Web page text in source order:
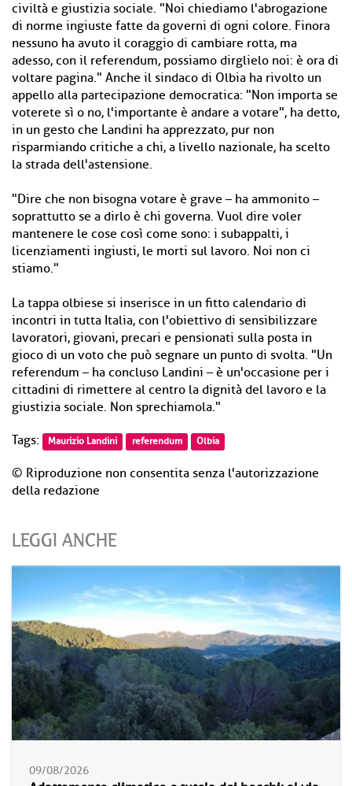
civiltà e giustizia sociale. "Noi chiediamo l'abrogazione
di norme ingiuste fatte da governi di ogni colore. Finora
nessuno ha avuto il coraggio di cambiare rotta, ma
adesso, con il referendum, possiamo dirglielo noi: è ora di
voltare pagina." Anche il sindaco di Olbia ha rivolto un
appello alla partecipazione democratica: "Non importa se
voterete sì o no, l'importante è andare a votare", ha detto,
in un gesto che Landini ha apprezzato, pur non
risparmiando critiche a chi, a livello nazionale, ha scelto
la strada dell'astensione.
"Dire che non bisogna votare è grave – ha ammonito –
soprattutto se a dirlo è chi governa. Vuol dire voler
mantenere le cose così come sono: i subappalti, i
licenziamenti ingiusti, le morti sul lavoro. Noi non ci
stiamo."
La tappa olbiese si inserisce in un fitto calendario di
incontri in tutta Italia, con l'obiettivo di sensibilizzare
lavoratori, giovani, precari e pensionati sulla posta in
gioco di un voto che può segnare un punto di svolta. "Un
referendum – ha concluso Landini – è un'occasione per i
cittadini di rimettere al centro la dignità del lavoro e la
giustizia sociale. Non sprechiamola."
Tags: Maurizio Landini referendum Olbia
© Riproduzione non consentita senza l'autorizzazione
della redazione
LEGGI ANCHE
09/08/2026